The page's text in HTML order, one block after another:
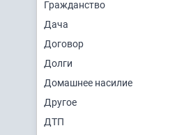
Гражданство
Дача
Договор
Долги
Домашнее насилие
Другое
ДТП